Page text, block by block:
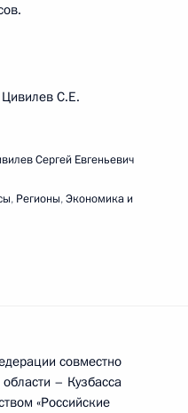
С.Е.
Сергей Евгеньевич
, Регионы,Экономика и
совместно
– Кузбасса
«Российские